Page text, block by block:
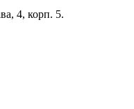
4, корп. 5.